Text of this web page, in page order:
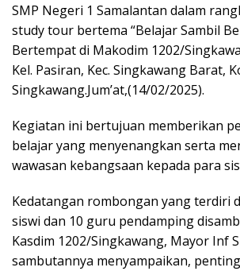
SMP Negeri 1 Samalantan dalam
study tour bertema “Belajar Sambil
Bertempat di Makodim 1202/
Kel. Pasiran, Kec. Singkawang Barat,
Singkawang.Jum’at,(14/02/2025).
Kegiatan ini bertujuan memberikan
belajar yang menyenangkan serta
wawasan kebangsaan kepada para
Kedatangan rombongan yang terdiri
siswi dan 10 guru pendamping
Kasdim 1202/Singkawang, Mayor Inf
sambutannya menyampaikan,